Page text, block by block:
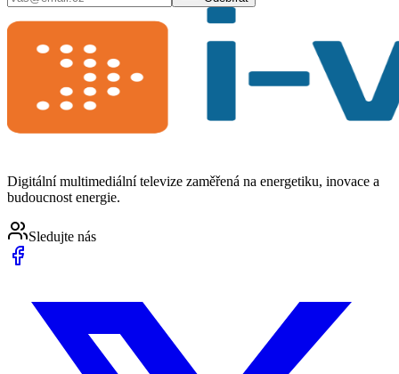
Digitální multimediální televize zaměřená na energetiku, inovace a
budoucnost energie.
Sledujte nás